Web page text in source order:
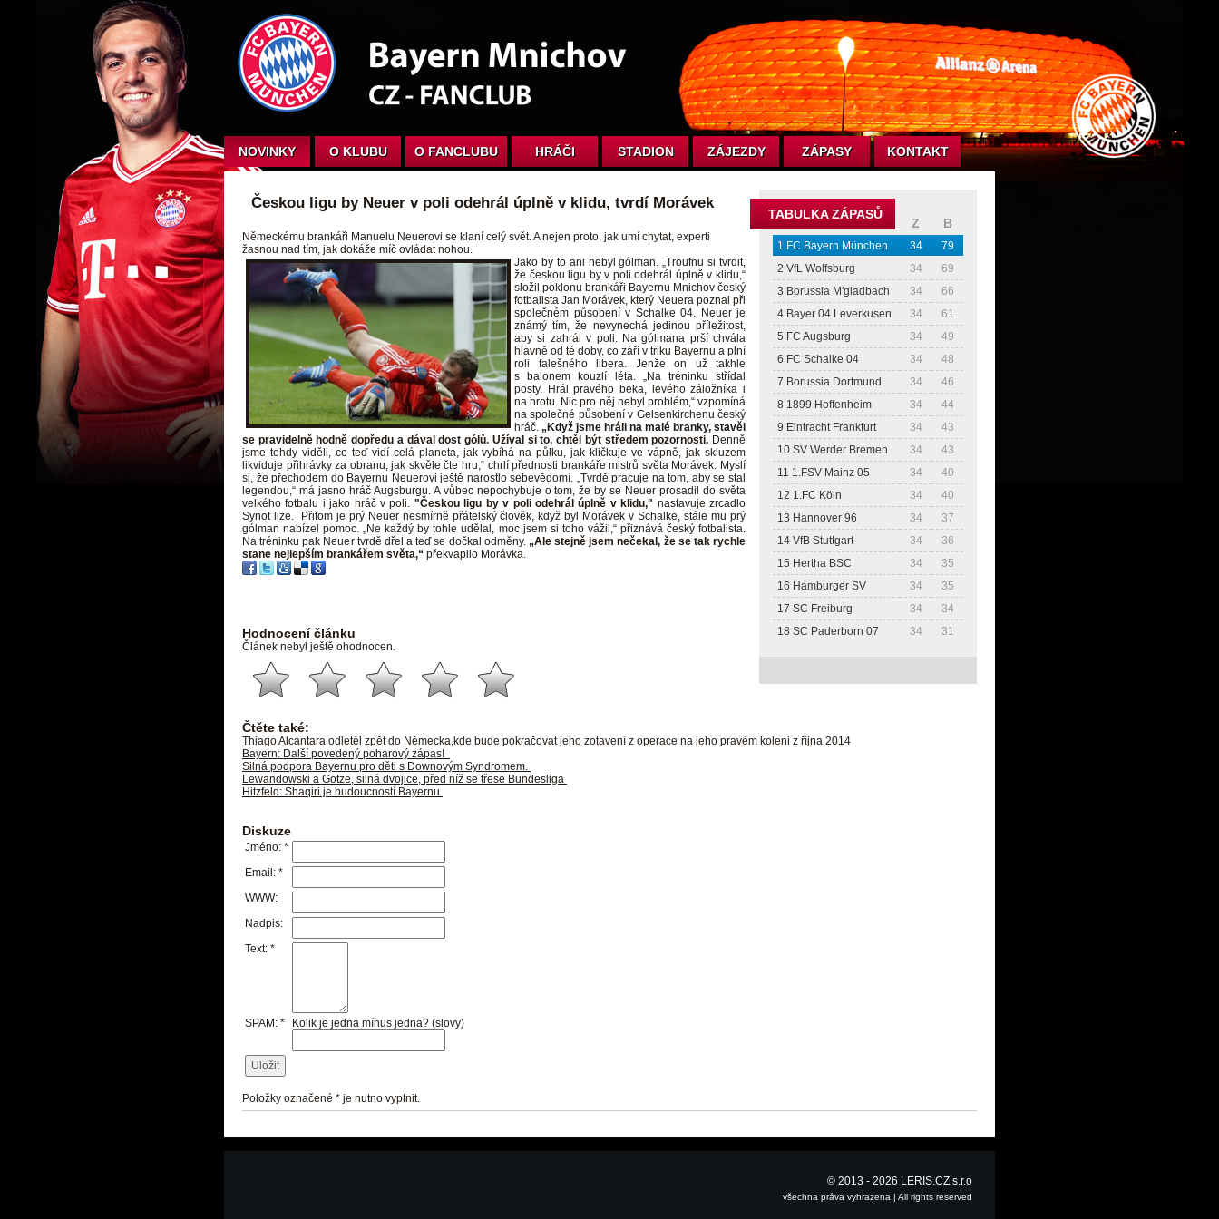
NOVINKY O KLUBU O FANCLUBU HRÁČI STADION ZÁJEZDY ZÁPASY KONTAKT
TABULKA ZÁPASŮ
Z B
1 FC Bayern München 34
79
2 VfL Wolfsburg
34
69
3 Borussia M'gladbach
34
66
4 Bayer 04 Leverkusen
34
61
5 FC Augsburg
34
49
6 FC Schalke 04
34
48
7 Borussia Dortmund
34
46
8 1899 Hoffenheim
34
44
9 Eintracht Frankfurt
34
43
10 SV Werder Bremen
34
43
11 1.FSV Mainz 05
34
40
12 1.FC Köln
34
40
13 Hannover 96
34
37
14 VfB Stuttgart
34
36
15 Hertha BSC
34
35
16 Hamburger SV
34
35
17 SC Freiburg
34
34
18 SC Paderborn 07
34 31
Českou ligu by Neuer v poli odehrál úplně v klidu, tvrdí Morávek
Německému brankáři Manuelu Neuerovi se klaní celý svět. A nejen proto, jak umí chytat, experti
žasnou nad tím, jak dokáže míč ovládat nohou.
Jako by to ani nebyl gólman. „Troufnu si tvrdit,
že českou ligu by v poli odehrál úplně v klidu,“
složil poklonu brankáři Bayernu Mnichov český
fotbalista Jan Morávek, který Neuera poznal při
společném působení v Schalke 04. Neuer je
známý tím, že nevynechá jedinou příležitost,
aby si zahrál v poli. Na gólmana prší chvála
hlavně od té doby, co září v triku Bayernu a plní
roli falešného libera. Jenže on už takhle
s balonem kouzlí léta. „Na tréninku střídal
posty. Hrál pravého beka, levého záložníka i
na hrotu. Nic pro něj nebyl problém,“ vzpomíná
na společné působení v Gelsenkirchenu český
hráč. „Když jsme hráli na malé branky, stavěl
se pravidelně hodně dopředu a dával dost gólů. Užíval si to, chtěl být středem pozornosti. Denně
jsme tehdy viděli, co teď vidí celá planeta, jak vybíhá na půlku, jak kličkuje ve vápně, jak skluzem
likviduje přihrávky za obranu, jak skvěle čte hru,“ chrlí přednosti brankáře mistrů světa Morávek. Myslí
si, že přechodem do Bayernu Neuerovi ještě narostlo sebevědomí. „Tvrdě pracuje na tom, aby se stal
legendou,“ má jasno hráč Augsburgu. A vůbec nepochybuje o tom, že by se Neuer prosadil do světa
velkého fotbalu i jako hráč v poli. "Českou ligu by v poli odehrál úplně v klidu," nastavuje zrcadlo
Synot lize. Přitom je prý Neuer nesmírně přátelský člověk, když byl Morávek v Schalke, stále mu prý
gólman nabízel pomoc. „Ne každý by tohle udělal, moc jsem si toho vážil,“ přiznává český fotbalista.
Na tréninku pak Neuer tvrdě dřel a teď se dočkal odměny.„Ale stejně jsem nečekal, že se tak rychle
stane nejlepším brankářem světa,“ překvapilo Morávka.
Hodnocení článku
Článek nebyl ještě ohodnocen.
Čtěte také:
Thiago Alcantara odletěl zpět do Německa,kde bude pokračovat jeho zotavení z operace na jeho pravém koleni z října 2014
Bayern: Další povedený poharový zápas!
Silná podpora Bayernu pro děti s Downovým Syndromem.
Lewandowski a Gotze, silná dvojice, před níž se třese Bundesliga
Hitzfeld: Shaqiri je budoucností Bayernu
Diskuze
Jméno: *
Email: *
WWW:
Nadpis:
Text: *
SPAM: * Kolik je jedna mínus jedna? (slovy)
Položky označené * je nutno vyplnit.
© 2013 - 2026 LERIS.CZ s.r.o
všechna práva vyhrazena | All rights reserved